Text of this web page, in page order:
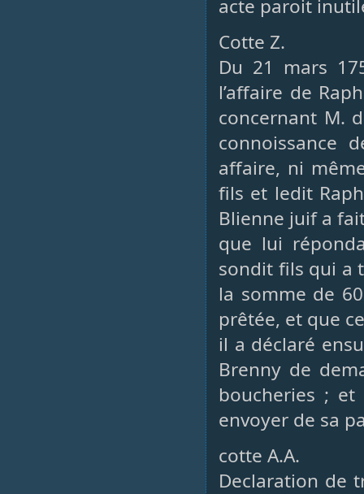
acte paroit
Cotte Z.
Du 21 mars
l’affaire de
concernant M.
connoissance
affaire, ni
fils et ledit
Blienne juif a
que lui
sondit fils qui a
la somme de
prêtée, et que
il a déclaré
Brenny de
boucheries ; et
envoyer de sa
cotte A.A.
Declaration de